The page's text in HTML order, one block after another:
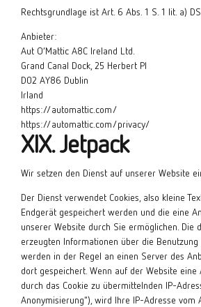
Rechtsgrundlage ist Art. 6 Abs. 1 S. 1 lit. a)
Anbieter:
Aut O’Mattic A8C Ireland Ltd.
Grand Canal Dock, 25 Herbert Pl
D02 AY86 Dublin
Irland
https://automattic.com/
https://automattic.com/privacy/
XIX. Jetpack
Wir setzen den Dienst auf unserer Website
Der Dienst verwendet Cookies, also kleine
Endgerät gespeichert werden und die eine
unserer Website durch Sie ermöglichen. Die
erzeugten Informationen über die
werden in der Regel an einen Server des
dort gespeichert. Wenn auf der Website
durch das Cookie zu übermittelnden IP-
Anonymisierung"), wird Ihre IP-Adresse vom